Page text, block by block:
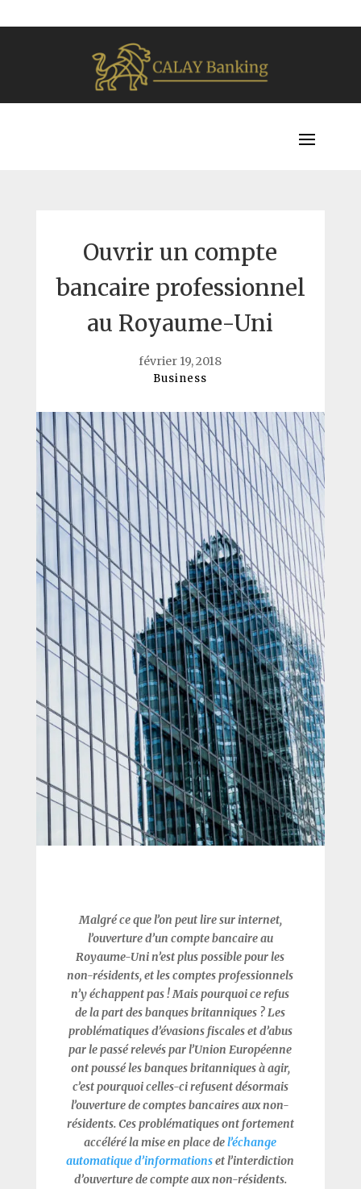
Ouvrir un compte
bancaire professionnel
au Royaume-Uni
février 19, 2018
Business
Malgré ce que l’on peut lire sur internet,
l’ouverture d’un compte bancaire au
Royaume-Uni n’est plus possible pour les
non-résidents, et les comptes professionnels
n’y échappent pas ! Mais pourquoi ce refus
de la part des banques britanniques ? Les
problématiques d’évasions fiscales et d’abus
par le passé relevés par l’Union Européenne
ont poussé les banques britanniques à agir,
c’est pourquoi celles-ci refusent désormais
l’ouverture de comptes bancaires aux non-
résidents. Ces problématiques ont fortement
accéléré la mise en place del’échange
automatique d’informationset l’interdiction
d’ouverture de compte aux non-résidents.